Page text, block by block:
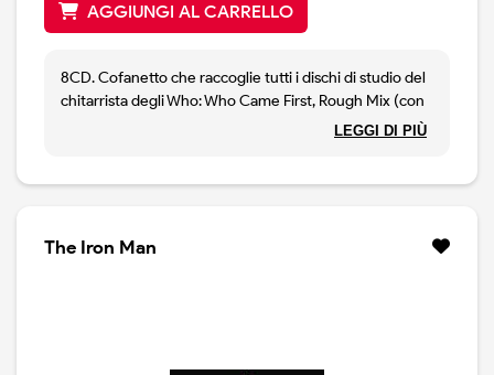
AGGIUNGI AL CARRELLO
8CD. Cofanetto che raccoglie tutti i dischi di studio del
chitarrista degli Who: Who Came First, Rough Mix (con
Ronnie Lane), Empty Glass, All the best cowboys have
LEGGI DI PIÙ
The Iron Man